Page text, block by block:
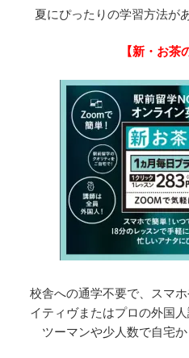
夏にぴったりの学習方法が
【新・お茶
校舎への通学不要で、スマ
イティヴまたはプロの外国
ツーマンや少人数で自宅